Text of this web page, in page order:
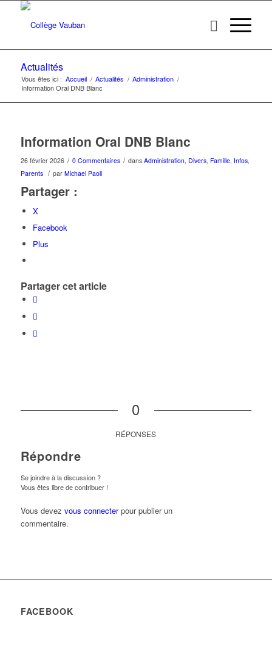
Actualités
Vous êtes ici : Accueil / Actualités / Administration /
Information Oral DNB Blanc
Information Oral DNB Blanc
26 février 2026 / 0 Commentaires / dans Administration, Divers, Famille, Infos,
Parents / par Michael Paoli
Partager :
X
Facebook
Plus
Partager cet article
0
RÉPONSES
Répondre
Se joindre à la discussion ?
Vous êtes libre de contribuer !
Vous devez vous connecterpour publier un
commentaire.
FACEBOOK